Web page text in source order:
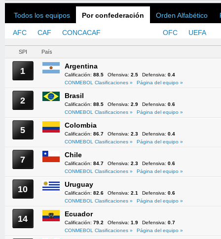
Todos los equipos Por confederación Orden Alfabético
AFC CAF CONCACAF OFC UEFA
SPI País
1 Argentina
Calificación: 88.5 Ofensiva: 2.5 Defensiva: 0.4
CONMEBOL Clasificaciones »
Página del equipo »
2 Brasil
Calificación: 88.5 Ofensiva: 2.9 Defensiva: 0.6
CONMEBOL Clasificaciones »
Página del equipo »
5 Colombia
Calificación: 86.7 Ofensiva: 2.3 Defensiva: 0.4
CONMEBOL Clasificaciones »
Página del equipo »
7 Chile
Calificación: 84.7 Ofensiva: 2.3 Defensiva: 0.6
CONMEBOL Clasificaciones »
Página del equipo »
10 Uruguay
Calificación: 82.6 Ofensiva: 2.1 Defensiva: 0.6
CONMEBOL Clasificaciones »
Página del equipo »
14 Ecuador
Calificación: 79.2 Ofensiva: 1.9 Defensiva: 0.7
CONMEBOL Clasificaciones »
Página del equipo »